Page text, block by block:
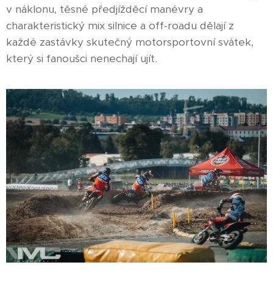
v náklonu, těsné předjížděcí manévry a
charakteristický mix silnice a off-roadu dělají z
každé zastávky skutečný motorsportovní svátek,
který si fanoušci nenechají ujít.